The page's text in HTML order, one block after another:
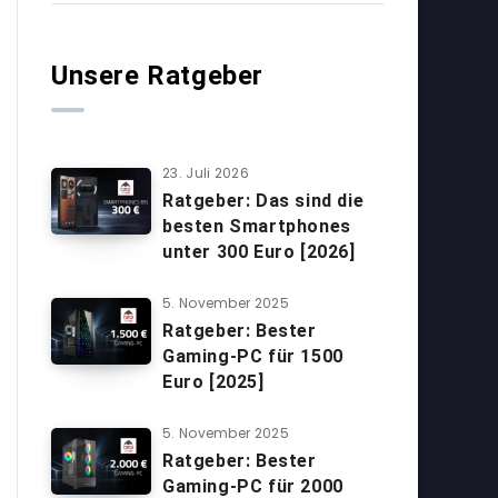
Unsere Ratgeber
23. Juli 2026
Ratgeber: Das sind die
besten Smartphones
unter 300 Euro [2026]
5. November 2025
Ratgeber: Bester
Gaming-PC für 1500
Euro [2025]
5. November 2025
Ratgeber: Bester
Gaming-PC für 2000